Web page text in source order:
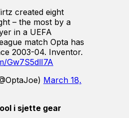
created eight
– the most by a
in a UEFA
match Opta has
2003-04. Inventor.
Gw7S5dlI7A
March 18,
i sjette gear